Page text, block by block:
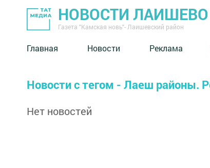
НОВОСТИ ЛАИШЕВО
Газета "Камская новь"- Лаишевский район
Главная Новости Реклама
Новости с тегом - Лаеш районы.
Нет новостей